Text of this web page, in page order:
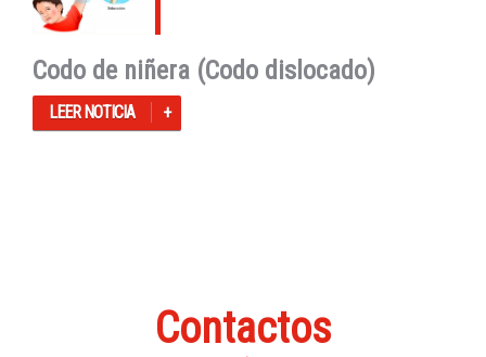
Codo de niñera (Codo dislocado)
LEER NOTICIA
Contactos